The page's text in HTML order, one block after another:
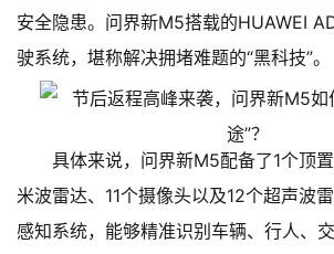
安全隐患。问界新M5搭载的HUAWEI
驶系统，堪称解决拥堵难题的“黑科技”。
具体来说，问界新M5配备了1个顶
米波雷达、11个摄像头以及12个超声波
感知系统，能够精准识别车辆、行人、